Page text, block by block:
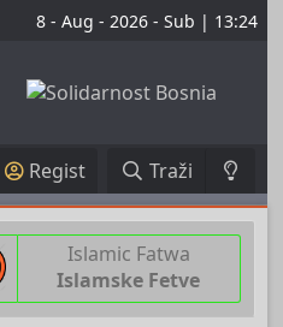
8 - Aug - 2026 - Sub | 13:24
Regist Traži
Islamic Fatwa
Islamske Fetve